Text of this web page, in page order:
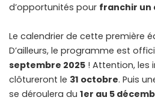
d’opportunités pour franchir un
Le calendrier de cette première
D’ailleurs, le programme est
septembre 2025 ! Attention, les
clôtureront le 31 octobre. Puis
se déroulera du 1er au 5